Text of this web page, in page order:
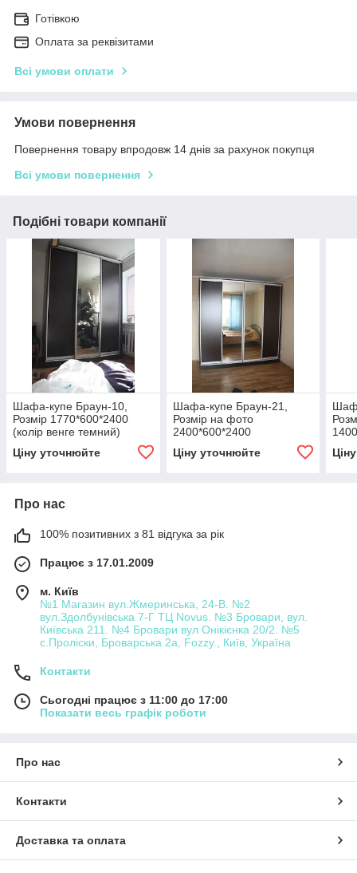
Готівкою
Оплата за реквізитами
Всі умови оплати
Умови повернення
Повернення товару впродовж 14 днів за рахунок покупця
Всі умови повернення
Подібні товари компанії
Шафа-купе Браун-10,
Розмір 1770*600*2400
(колір венге темний)
Ціну уточнюйте
Шафа-купе Браун-21,
Розмір на фото
2400*600*2400
Ціну уточнюйте
Про нас
100% позитивних з 81 відгука за рік
Працює з 17.01.2009
м. Київ
№1 Магазин вул.Жмеринська, 24-В. №2
вул.Здолбунівська 7-Г ТЦ Novus. №3 Бровари, вул.
Київська 211. №4 Бровари вул Онікієнка 20/2. №5
с.Проліски, Броварська 2а, Fozzy., Київ, Україна
Контакти
Сьогодні працює з 11:00 до 17:00
Показати весь графік роботи
Про нас
Контакти
Доставка та оплата